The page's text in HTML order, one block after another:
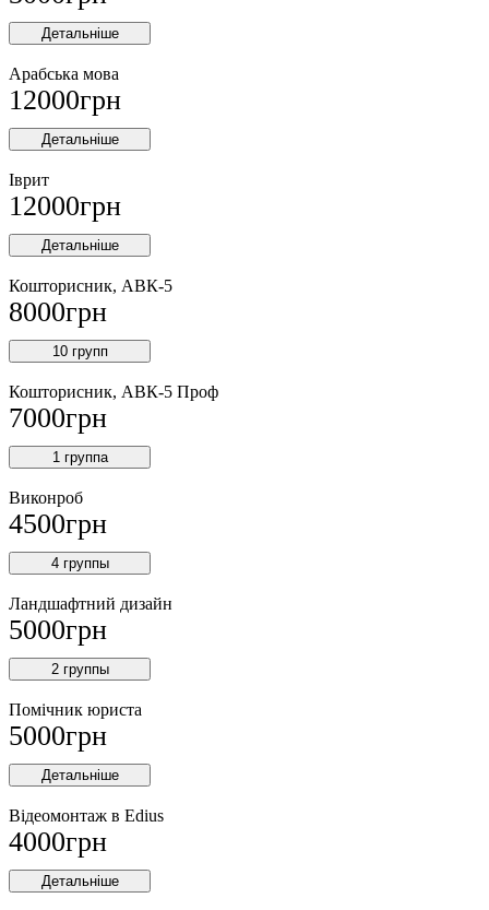
Детальніше
Арабська мова
12000грн
Детальніше
Іврит
12000грн
Детальніше
Кошторисник, АВК-5
8000грн
10 групп
Кошторисник, АВК-5 Проф
7000грн
1 группа
Виконроб
4500грн
4 группы
Ландшафтний дизайн
5000грн
2 группы
Помічник юриста
5000грн
Детальніше
Відеомонтаж в Edius
4000грн
Детальніше